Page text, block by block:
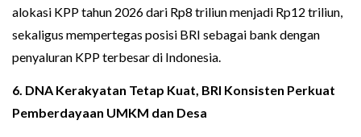
alokasi KPP tahun 2026 dari Rp8 triliun menjadi Rp12 triliun,
sekaligus mempertegas posisi BRI sebagai bank dengan
penyaluran KPP terbesar di Indonesia.
6. DNA Kerakyatan Tetap Kuat, BRI Konsisten Perkuat
Pemberdayaan UMKM dan Desa